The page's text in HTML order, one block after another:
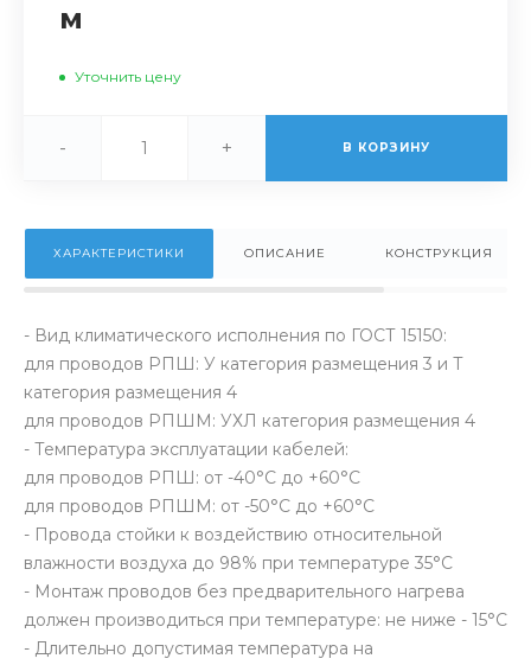
м
Уточнить цену
- + В КОРЗИНУ
ХАРАКТЕРИСТИКИ ОПИСАНИЕ КОНСТРУКЦИЯ
- Вид климатического исполнения по ГОСТ 15150:
для проводов РПШ: У категория размещения 3 и Т
категория размещения 4
для проводов РПШМ: УХЛ категория размещения 4
- Температура эксплуатации кабелей:
для проводов РПШ: от -40°С до +60°С
для проводов РПШМ: от -50°С до +60°С
- Провода стойки к воздействию относительной
влажности воздуха до 98% при температуре 35°С
- Монтаж проводов без предварительного нагрева
должен производиться при температуре: не ниже - 15°С
- Длительно допустимая температура на